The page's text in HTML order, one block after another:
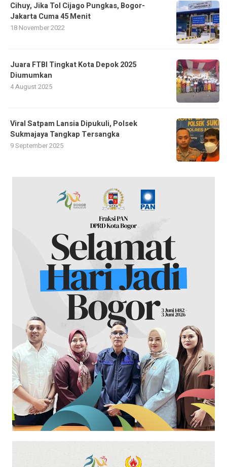
Cihuy, Jika Tol Cijago Pungkas, Bogor-
Jakarta Cuma 45 Menit
18 November 2022
Juara FTBI Tingkat Kota Depok 2025
Diumumkan
4 August 2025
Viral Satpam Lansia Dipukuli, Polsek
Sukmajaya Tangkap Tersangka
9 September 2025